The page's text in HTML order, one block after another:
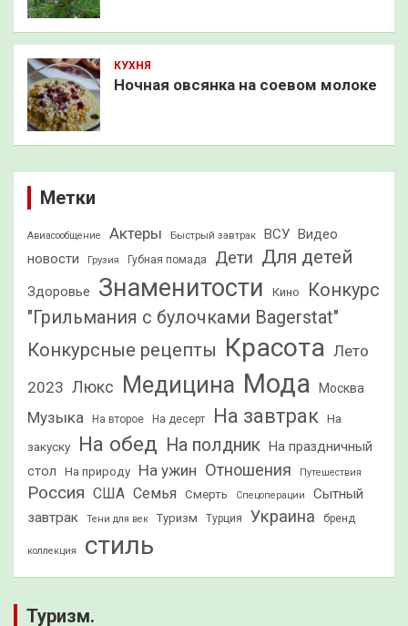
КУХНЯ
Ночная овсянка на соевом молоке
Метки
Авиасообщение Актеры Быстрый завтрак ВСУ Видео
новости
Грузия Губная помада Дети Для детей
Здоровье Знаменитости Кино
Конкурс
"Грильмания с булочками Bagerstat"
Конкурсные рецепты Красота Лето
2023 Люкс Медицина Мода Москва
Музыка На второе На десерт На завтрак На
закуску На обед На полдник На праздничный
стол
На природу На ужин Отношения Путешествия
Россия США Семья Смерть Спецоперации
Сытный
завтрак
Тени для век Туризм Турция Украина бренд
коллекция стиль
Туризм.